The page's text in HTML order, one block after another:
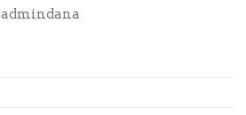
admindana